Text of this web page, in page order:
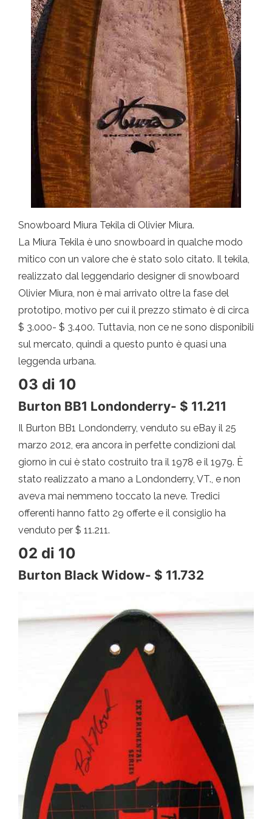
Snowboard Miura Tekila di Olivier Miura.
La Miura Tekila è uno snowboard in qualche modo
mitico con un valore che è stato solo citato. Il tekila,
realizzato dal leggendario designer di snowboard
Olivier Miura, non è mai arrivato oltre la fase del
prototipo, motivo per cui il prezzo stimato è di circa
$ 3.000- $ 3.400. Tuttavia, non ce ne sono disponibili
sul mercato, quindi a questo punto è quasi una
leggenda urbana.
03 di 10
Burton BB1 Londonderry- $ 11.211
Il Burton BB1 Londonderry, venduto su eBay il 25
marzo 2012, era ancora in perfette condizioni dal
giorno in cui è stato costruito tra il 1978 e il 1979. È
stato realizzato a mano a Londonderry, VT., e non
aveva mai nemmeno toccato la neve. Tredici
offerenti hanno fatto 29 offerte e il consiglio ha
venduto per $ 11.211.
02 di 10
Burton Black Widow- $ 11.732